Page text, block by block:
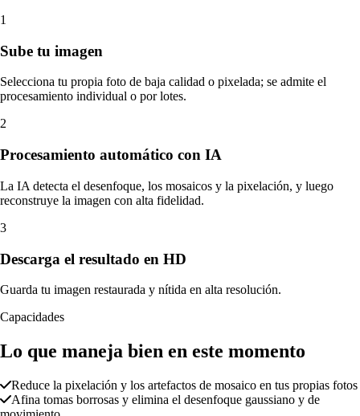
1
Sube tu imagen
Selecciona tu propia foto de baja calidad o pixelada; se admite el
procesamiento individual o por lotes.
2
Procesamiento automático con IA
La IA detecta el desenfoque, los mosaicos y la pixelación, y luego
reconstruye la imagen con alta fidelidad.
3
Descarga el resultado en HD
Guarda tu imagen restaurada y nítida en alta resolución.
Capacidades
Lo que maneja bien en este momento
Reduce la pixelación y los artefactos de mosaico en tus propias fotos
Afina tomas borrosas y elimina el desenfoque gaussiano y de